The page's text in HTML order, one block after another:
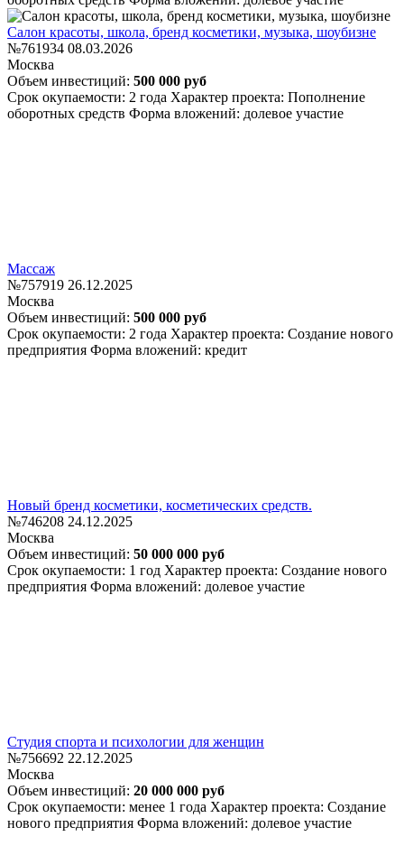
Салон красоты, школа, бренд косметики, музыка, шоубизне
№761934 08.03.2026
Москва
Объем инвестиций: 500 000 руб
Срок окупаемости: 2 года Характер проекта: Пополнение
оборотных средств Форма вложений: долевое участие
Массаж
№757919 26.12.2025
Москва
Объем инвестиций: 500 000 руб
Срок окупаемости: 2 года Характер проекта: Создание нового
предприятия Форма вложений: кредит
Новый бренд косметики, косметических средств.
№746208 24.12.2025
Москва
Объем инвестиций: 50 000 000 руб
Срок окупаемости: 1 год Характер проекта: Создание нового
предприятия Форма вложений: долевое участие
Студия спорта и психологии для женщин
№756692 22.12.2025
Москва
Объем инвестиций: 20 000 000 руб
Срок окупаемости: менее 1 года Характер проекта: Создание
нового предприятия Форма вложений: долевое участие